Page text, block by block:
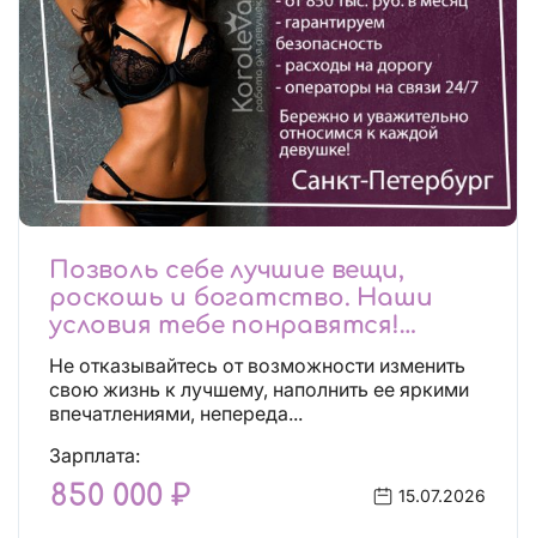
Позволь себе лучшие вещи,
роскошь и богатство. Наши
условия тебе понравятся!
Действительно отличные
условия и поддержка!
Не отказывайтесь от возможности изменить
свою жизнь к лучшему, наполнить ее яркими
впечатлениями, непереда...
Зарплата:
850 000 ₽ 15.07.2026